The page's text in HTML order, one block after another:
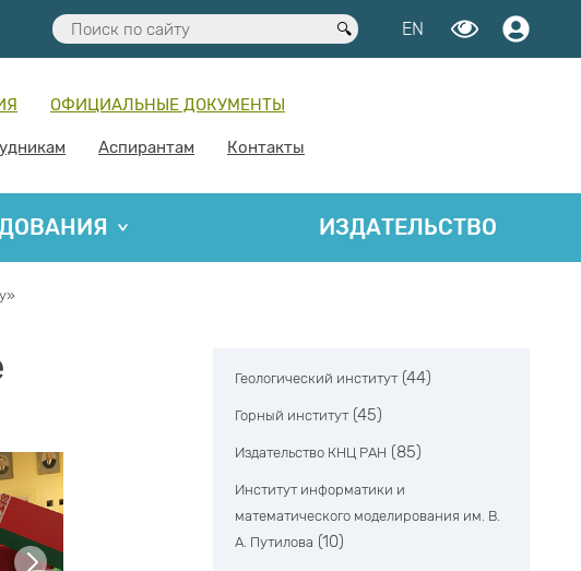
EN
ОФИЦИАЛЬНЫЕ ДОКУМЕНТЫ
Аспирантам Контакты
ИЗДАТЕЛЬСТВО
Геологический институт (44)
Горный институт (45)
Издательство КНЦ РАН (85)
Институт информатики и
математического моделирования им. В.
А. Путилова (10)